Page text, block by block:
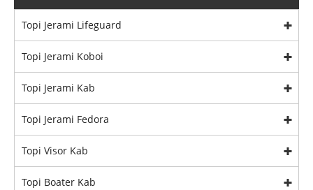
Topi Jerami Lifeguard
Topi Jerami Koboi
Topi Jerami Kab
Topi Jerami Fedora
Topi Visor Kab
Topi Boater Kab